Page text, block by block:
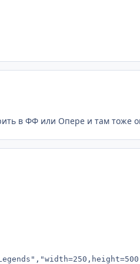
в ФФ или Опере и там тоже